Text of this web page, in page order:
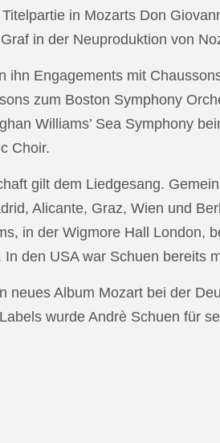
in Mozarts Don
in der Neuproduktion von
ihn Engagements mit
zum Boston Symphony
Williams’ Sea Symphony
Choir.
gilt dem Liedgesang.
Alicante, Graz, Wien und
in der Wigmore Hall London,
den USA war Schuen bereits
neues Album Mozart bei der
wurde Andrè Schuen für